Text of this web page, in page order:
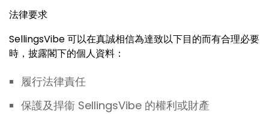
法律要求
SellingsVibe 可以在真誠相信為達致以下目的而有合理必要
時，披露閣下的個人資料：
履行法律責任
保護及捍衞 SellingsVibe 的權利或財產